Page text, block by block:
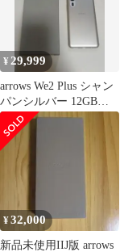
¥ 29,999
arrows We2 Plus シャン
パンシルバー 12GB
RAM
¥32,000
新品未使用IIJ版 arrows